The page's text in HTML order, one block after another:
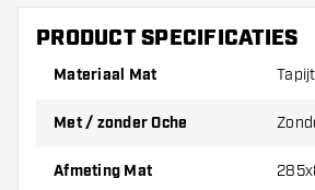
kunt gooien om het spel af te sluiten.
alleen leuker, maar ook slimmer om te
verbeteren.
Strak design zonder oche voor een
zorgt voor een strakke en moderne
PRODUCT SPECIFICATIES
Materiaal Mat Tapijt
Met / zonder Oche
Afmeting Mat